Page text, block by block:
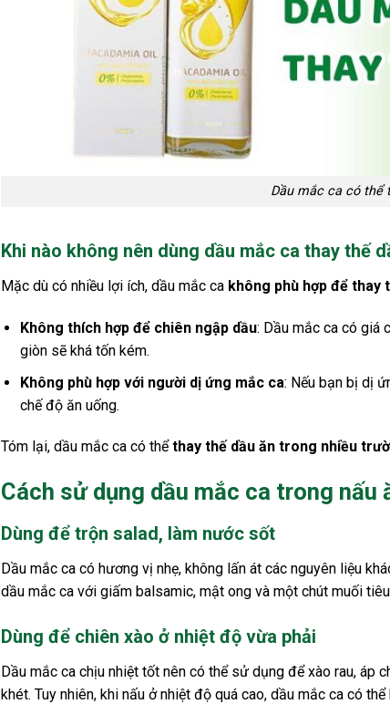
Dầu mắc ca có thể
Khi nào không nên dùng dầu mắc ca thay thế
Mặc dù có nhiều lợi ích, dầu mắc ca không phù hợp để thay
Không thích hợp để chiên ngập dầu: Dầu mắc ca có giá
giòn sẽ khá tốn kém.
Không phù hợp với người dị ứng mắc ca: Nếu bạn bị dị
chế độ ăn uống.
Tóm lại, dầu mắc ca có thểthay thế dầu ăn trong nhiều
Cách sử dụng dầu mắc ca trong nấu
Dùng để trộn salad, làm nước sốt
Dầu mắc ca có hương vị nhẹ, không lấn át các nguyên liệu
dầu mắc ca với giấm balsamic, mật ong và một chút muối
Dùng để chiên xào ở nhiệt độ vừa phải
Dầu mắc ca chịu nhiệt tốt nên có thể sử dụng để xào rau,
khét. Tuy nhiên, khi nấu ở nhiệt độ quá cao, dầu mắc ca có